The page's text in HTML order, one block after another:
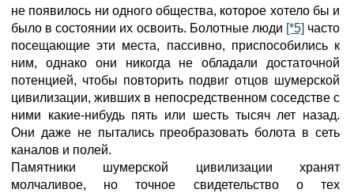
не появилось ни одного общества, которое хотело бы и
было в состоянии их освоить. Болотные люди [*5] часто
посещающие эти места, пассивно, приспособились к
ним, однако они никогда не обладали достаточной
потенцией, чтобы повторить подвиг отцов шумерской
цивилизации, живших в непосредственном соседстве с
ними какие-нибудь пять или шесть тысяч лет назад.
Они даже не пытались преобразовать болота в сеть
каналов и полей.
Памятники шумерской цивилизации хранят
молчаливое, но точное свидетельство о тех